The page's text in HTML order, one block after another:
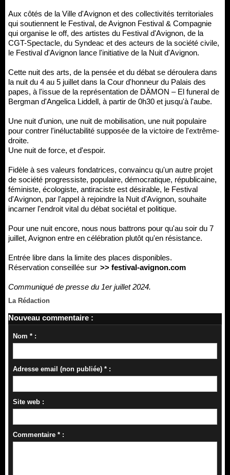
Aux côtés de la Ville d'Avignon et des collectivités territoriales
qui soutiennent le Festival, de Avignon Festival & Compagnie
qui organise le off, des artistes du Festival d'Avignon, de la
CGT-Spectacle, du Syndeac et des acteurs de la société civile,
le Festival d'Avignon lance l'initiative de la Nuit d'Avignon.
Cette nuit des arts, de la pensée et du débat se déroulera dans
la nuit du 4 au 5 juillet dans la Cour d'honneur du Palais des
papes, à l'issue de la représentation de DÄMON – El funeral de
Bergman d'Angelica Liddell, à partir de 0h30 et jusqu'à l'aube.
Une nuit d'union, une nuit de mobilisation, une nuit populaire
pour contrer l'inéluctabilité supposée de la victoire de l'extrême-
droite.
Une nuit de force, et d'espoir.
Fidèle à ses valeurs fondatrices, convaincu qu'un autre projet
de société progressiste, populaire, démocratique, républicaine,
féministe, écologiste, antiraciste est désirable, le Festival
d'Avignon, par l'appel à rejoindre la Nuit d'Avignon, souhaite
incarner l'endroit vital du débat sociétal et politique.
Pour une nuit encore, nous nous battrons pour qu'au soir du 7
juillet, Avignon entre en célébration plutôt qu'en résistance.
Entrée libre dans la limite des places disponibles.
Réservation conseillée sur >> festival-avignon.com
Communiqué de presse du 1er juillet 2024.
La Rédaction
Nouveau commentaire :
Nom * :
Adresse email (non publiée) * :
Site web :
Commentaire * :